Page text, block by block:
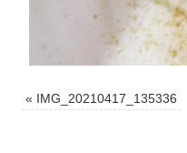
« IMG_20210417_135336